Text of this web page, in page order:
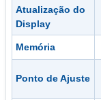
Atualização do
Display
Memória
Ponto de Ajuste